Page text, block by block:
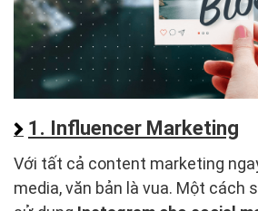
1. Influencer Marketing
Với tất cả content marketing
media, văn bản là vua. Một cách